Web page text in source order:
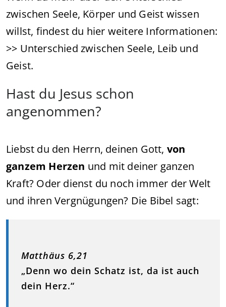
zwischen Seele, Körper und Geist wissen
willst, findest du hier weitere Informationen:
>> Unterschied zwischen Seele, Leib und
Geist.
Hast du Jesus schon
angenommen?
Liebst du den Herrn, deinen Gott, von
ganzem Herzen und mit deiner ganzen
Kraft? Oder dienst du noch immer der Welt
und ihren Vergnügungen? Die Bibel sagt:
Matthäus 6,21
„Denn wo dein Schatz ist, da ist auch
dein Herz.“